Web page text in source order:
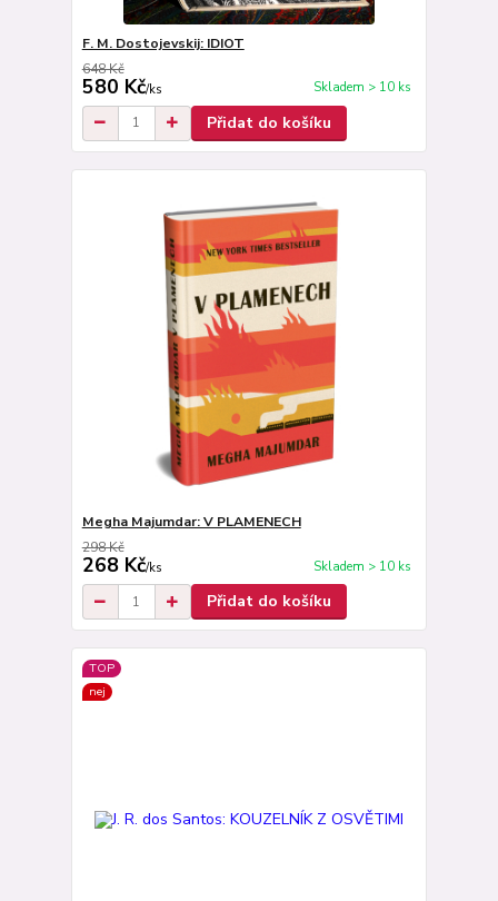
F. M. Dostojevskij: IDIOT
648 Kč
580 Kč/ks Skladem > 10 ks
Přidat do košíku
Megha Majumdar: V PLAMENECH
298 Kč
268 Kč/ks Skladem > 10 ks
Přidat do košíku
TOP
nej